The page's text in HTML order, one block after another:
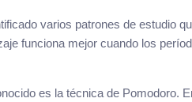
varios patrones de estudio
funciona mejor cuando los
es la técnica de Pomodoro.